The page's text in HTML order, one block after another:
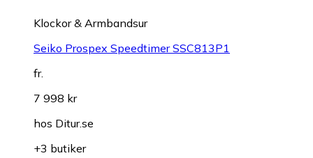
Klockor & Armbandsur
Seiko Prospex Speedtimer SSC813P1
fr.
7 998 kr
hos Ditur.se
+3 butiker